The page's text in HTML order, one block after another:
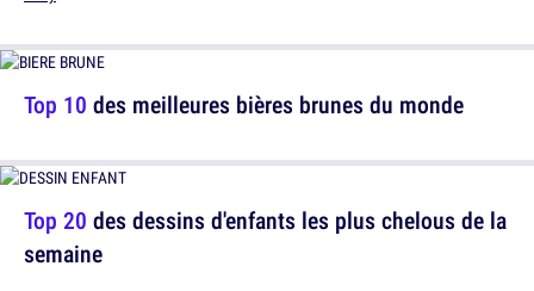
Top 10 des meilleures bières brunes du monde
Top 20 des dessins d'enfants les plus chelous de la
semaine